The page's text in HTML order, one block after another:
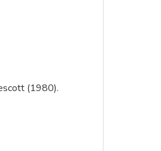
(1980).